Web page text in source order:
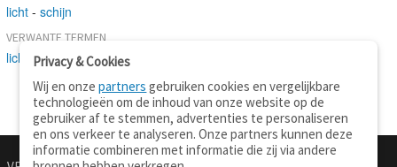
licht - schijn
VERWANTE TERMEN
licht
Privacy & Cookies
Wij en onzepartners gebruiken cookies en vergelijkbare
technologieën om de inhoud van onze website op de
gebruiker af te stemmen, advertenties te personaliseren
en ons verkeer te analyseren. Onze partners kunnen deze
informatie combineren met informatie die zij via andere